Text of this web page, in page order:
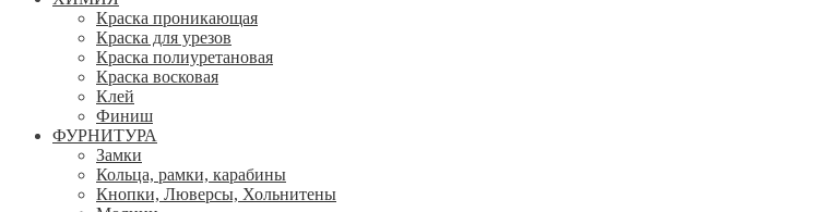
Краска проникающая
Краска для урезов
Краска полиуретановая
Краска восковая
Клей
Финиш
ФУРНИТУРА
Замки
Кольца, рамки, карабины
Кнопки, Люверсы, Хольнитены